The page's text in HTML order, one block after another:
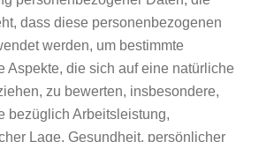
dass diese personenbezogenen
werden, um bestimmte
Aspekte, die sich auf eine natürliche
zu bewerten, insbesondere,
bezüglich Arbeitsleistung,
Lage, Gesundheit, persönlicher